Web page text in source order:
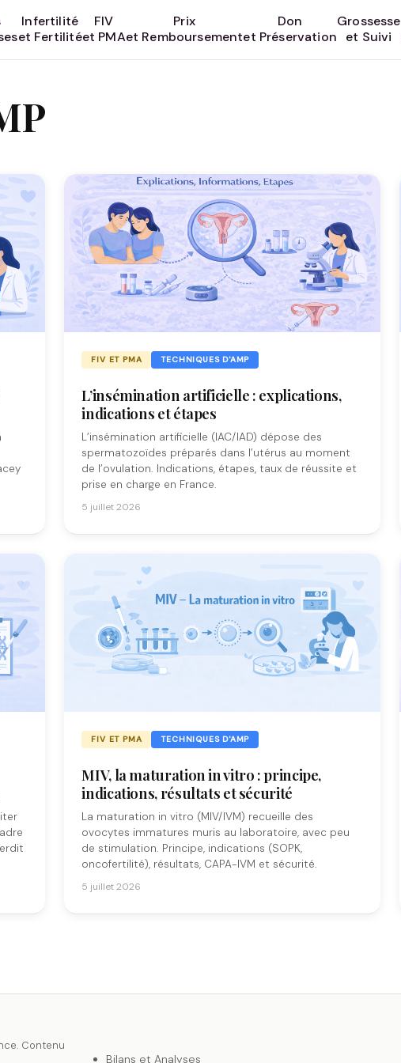
Infertilité
et Fertilité
FIV
et PMA
Prix
et Remboursement
Don
et Préservation
Grossesse
et Suivi
FIV ET PMA TECHNIQUES D'AMP
L’insémination artificielle : explications,
indications et étapes
L’insémination artificielle (IAC/IAD) dépose des
spermatozoïdes préparés dans l’utérus au moment
de l’ovulation. Indications, étapes, taux de réussite et
prise en charge en France.
5 juillet 2026
FIV ET PMA TECHNIQUES D'AMP
MIV, la maturation in vitro : principe,
indications, résultats et sécurité
La maturation in vitro (MIV/IVM) recueille des
ovocytes immatures muris au laboratoire, avec peu
de stimulation. Principe, indications (SOPK,
oncofertilité), résultats, CAPA-IVM et sécurité.
5 juillet 2026
Contenu
Bilans et Analyses